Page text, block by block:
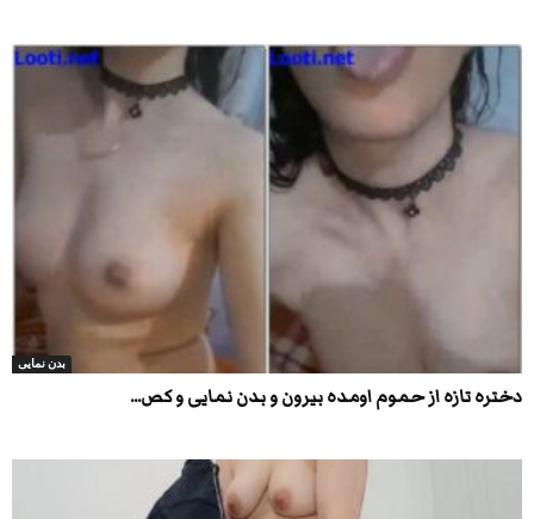
بدن نمایی
دختره تازه از حموم اومده بیرون و بدن نمایی و کص...